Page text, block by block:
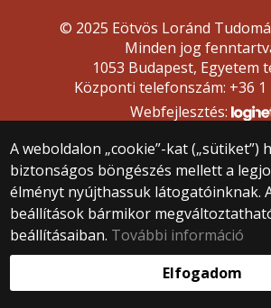
A weboldalon „cookie”-kat („sütiket”)
biztonságos böngészés mellett a
élményt nyújthassuk látogatóinknak.
beállítások bármikor
beállításaiban. További információ
Elfogadom
© 2025 Eötvös Loránd
Minden jog
1053 Budapest, Egyetem
Központi telefonszám: +36 1
Webfejlesztés: